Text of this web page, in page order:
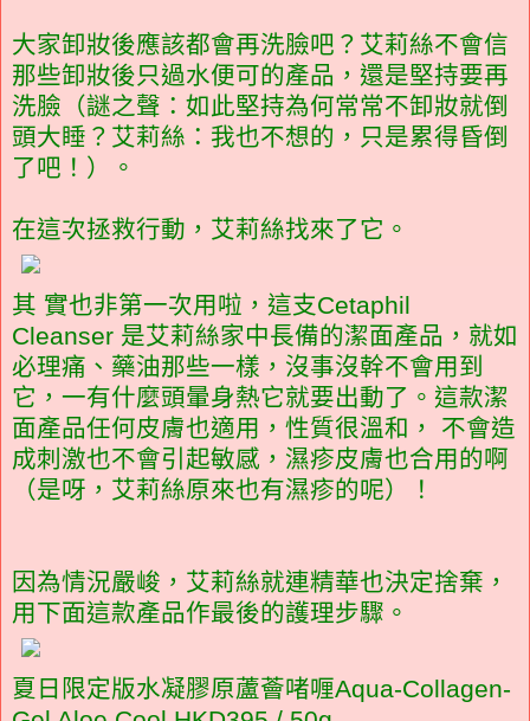
大家卸妝後應該都會再洗臉吧？艾莉絲不會信
那些卸妝後只過水便可的產品，還是堅持要再
洗臉（謎之聲：如此堅持為何常常不卸妝就倒
頭大睡？艾莉絲：我也不想的，只是累得昏倒
了吧！）。
在這次拯救行動，艾莉絲找來了它。
其 實也非第一次用啦，這支Cetaphil
Cleanser 是艾莉絲家中長備的潔面產品，就如
必理痛、藥油那些一樣，沒事沒幹不會用到
它，一有什麼頭暈身熱它就要出動了。這款潔
面產品任何皮膚也適用，性質很溫和， 不會造
成刺激也不會引起敏感，濕疹皮膚也合用的啊
（是呀，艾莉絲原來也有濕疹的呢）！
因為情況嚴峻，艾莉絲就連精華也決定捨棄，
用下面這款產品作最後的護理步驟。
夏日限定版水凝膠原蘆薈啫喱Aqua-Collagen-